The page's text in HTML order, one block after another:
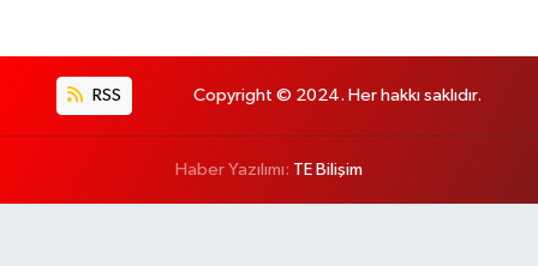
RSS Copyright © 2024. Her hakkı saklıdır.
Haber Yazılımı: TE Bilişim